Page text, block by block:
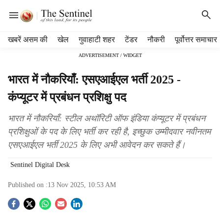
खबरें असम की खेल गुवाहाटी शहर टेंडर नौकरी पूर्वोत्तर समाचार
ADVERTISEMENT / WIDGET
भारत में नौकरियाँ: एसएआईएल भर्ती 2025 -
कंप्यूटर में प्रबंधन प्रशिक्षु पद
भारत में नौकरियाँ: स्टील अथॉरिटी ऑफ इंडिया कंप्यूटर में प्रबंधन
प्रशिक्षुओं के पद के लिए भर्ती कर रही है, इच्छुक उम्मीदवार नवीनतम
एसएआईएल भर्ती 2025 के लिए अभी आवेदन कर सकते हैं।
Sentinel Digital Desk
Published on :13 Nov 2025, 10:53 AM
S